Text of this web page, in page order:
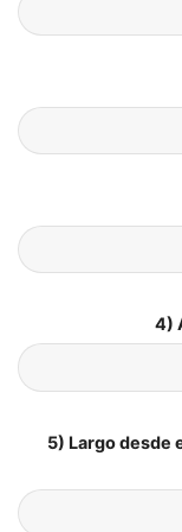
4)
5) Largo desde